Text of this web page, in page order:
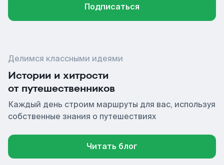
Подписаться
Делимся классными идеями
Истории и хитрости
от путешественников
Каждый день строим маршруты для вас, используя
собственные знания о путешествиях
Читать блог